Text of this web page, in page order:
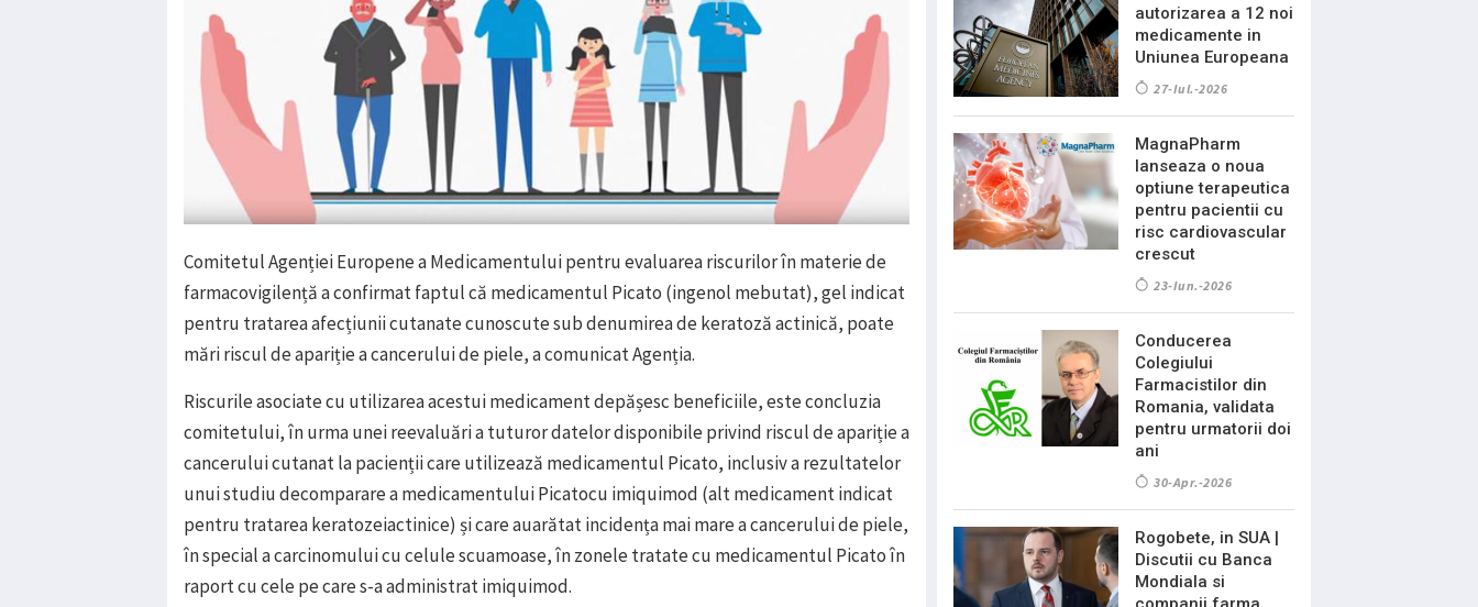
Comitetul Agenției Europene a Medicamentului pentru evaluarea riscurilor în materie de
farmacovigilență a confirmat faptul că medicamentul Picato (ingenol mebutat), gel indicat
pentru tratarea afecțiunii cutanate cunoscute sub denumirea de keratoză actinică, poate
mări riscul de apariție a cancerului de piele, a comunicat Agenția.
Riscurile asociate cu utilizarea acestui medicament depășesc beneficiile, este concluzia
comitetului, în urma unei reevaluări a tuturor datelor disponibile privind riscul de apariție a
cancerului cutanat la pacienții care utilizează medicamentul Picato, inclusiv a rezultatelor
unui studiu decomparare a medicamentului Picatocu imiquimod (alt medicament indicat
pentru tratarea keratozeiactinice) și care auarătat incidența mai mare a cancerului de piele,
în special a carcinomului cu celule scuamoase, în zonele tratate cu medicamentul Picato în
raport cu cele pe care s-a administrat imiquimod.
autorizarea a 12 noi
medicamente in
Uniunea Europeana
27-Iul.-2026
MagnaPharm
lanseaza o noua
optiune terapeutica
pentru pacientii cu
risc cardiovascular
crescut
23-Iun.-2026
Conducerea
Colegiului
Farmacistilor din
Romania, validata
pentru urmatorii doi
ani
30-Apr.-2026
Rogobete, in SUA |
Discutii cu Banca
Mondiala si